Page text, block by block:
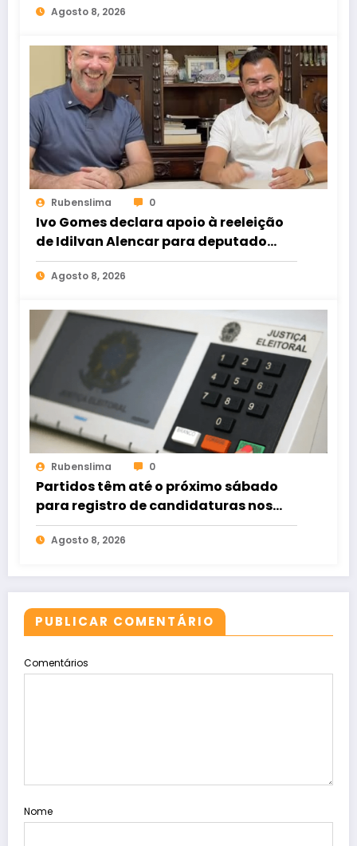
Agosto 8, 2026
Rubenslima 0
Ivo Gomes declara apoio à reeleição
de Idilvan Alencar para deputado
federal
Agosto 8, 2026
Rubenslima 0
Partidos têm até o próximo sábado
para registro de candidaturas nos
tribunais
Agosto 8, 2026
PUBLICAR COMENTÁRIO
Comentários
Nome